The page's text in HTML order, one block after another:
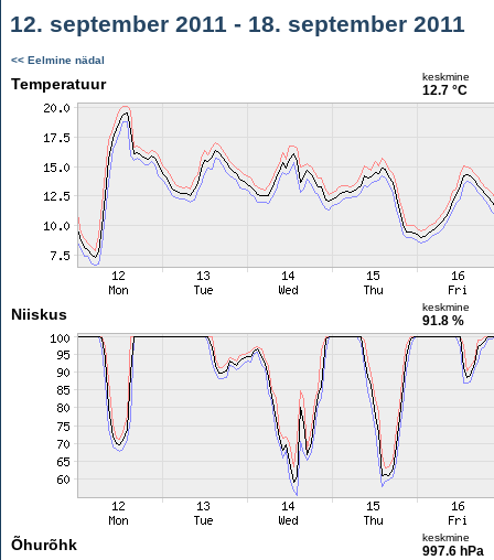
12. september 2011 - 18. september 2011
<< Eelmine nädal
Temperatuur keskmine
12.7 °C
Niiskus keskmine
91.8 %
Õhurõhk keskmine
997.6 hPa